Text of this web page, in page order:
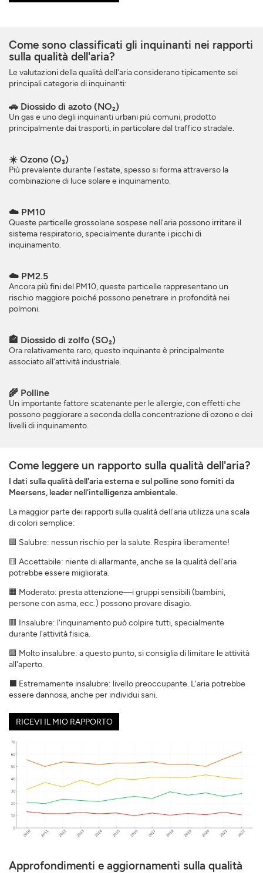
Come sono classificati gli inquinanti nei rapporti
sulla qualità dell'aria?
Le valutazioni della qualità dell'aria considerano tipicamente sei
principali categorie di inquinanti:
🚗 Diossido di azoto (NO₂)
Un gas e uno degli inquinanti urbani più comuni, prodotto
principalmente dai trasporti, in particolare dal traffico stradale.
☀️ Ozono (O₃)
Più prevalente durante l'estate, spesso si forma attraverso la
combinazione di luce solare e inquinamento.
☁️ PM10
Queste particelle grossolane sospese nell'aria possono irritare il
sistema respiratorio, specialmente durante i picchi di
inquinamento.
☁️ PM2.5
Ancora più fini del PM10, queste particelle rappresentano un
rischio maggiore poiché possono penetrare in profondità nei
polmoni.
🏤 Diossido di zolfo (SO₂)
Ora relativamente raro, questo inquinante è principalmente
associato all'attività industriale.
🌾 Polline
Un importante fattore scatenante per le allergie, con effetti che
possono peggiorare a seconda della concentrazione di ozono e dei
livelli di inquinamento.
Come leggere un rapporto sulla qualità dell'aria?
I dati sulla qualità dell'aria esterna e sul polline sono forniti da
Meersens, leader nell'intelligenza ambientale.
La maggior parte dei rapporti sulla qualità dell'aria utilizza una scala
di colori semplice:
🟩 Salubre: nessun rischio per la salute. Respira liberamente!
🟨 Accettabile: niente di allarmante, anche se la qualità dell'aria
potrebbe essere migliorata.
🟧 Moderato: presta attenzione—i gruppi sensibili (bambini,
persone con asma, ecc.) possono provare disagio.
🟥 Insalubre: l'inquinamento può colpire tutti, specialmente
durante l'attività fisica.
🟪 Molto insalubre: a questo punto, si consiglia di limitare le attività
all'aperto.
⬛ Estremamente insalubre: livello preoccupante. L'aria potrebbe
essere dannosa, anche per individui sani.
RICEVI IL MIO RAPPORTO
Approfondimenti e aggiornamenti sulla qualità